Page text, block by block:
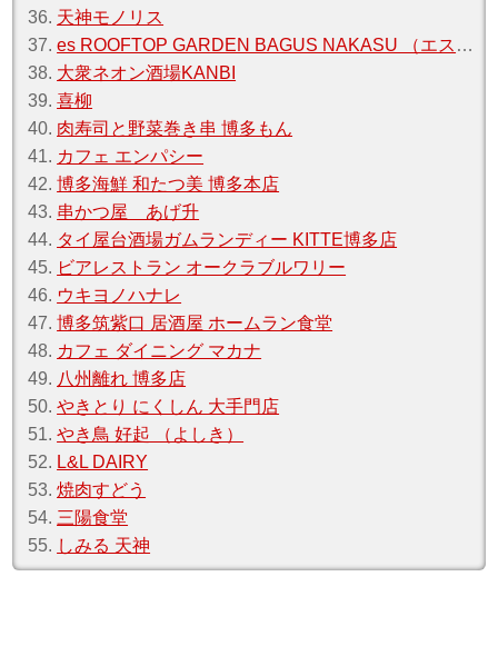
36. 天神モノリス
37.es ROOFTOP GARDEN BAGUS NAKASU （エス ルーフトップガーデン バグース）
38. 大衆ネオン酒場KANBI
39.喜柳
40. 肉寿司と野菜巻き串 博多もん
41. カフェ エンパシー
42.博多海鮮 和たつ美 博多本店
43. 串かつ屋 あげ升
44. タイ屋台酒場ガムランディー KITTE博多店
45. ビアレストラン オークラブルワリー
46. ウキヨノハナレ
47.博多筑紫口 居酒屋 ホームラン食堂
48. カフェ ダイニング マカナ
49. 八州離れ 博多店
50.やきとり にくしん 大手門店
51.やき鳥 好起 （よしき）
52. L&L DAIRY
53.焼肉すどう
54. 三陽食堂
55. しみる 天神